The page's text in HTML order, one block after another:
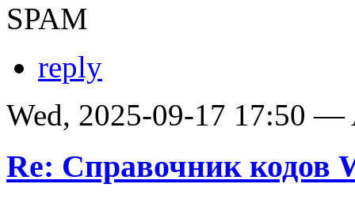
SPAM
reply
Wed, 2025-09-17 17:50 —
Re: Справочник кодов